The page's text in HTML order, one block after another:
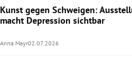
Kunst gegen Schweigen:
macht Depression sichtbar
Anna Mayr02.07.2026